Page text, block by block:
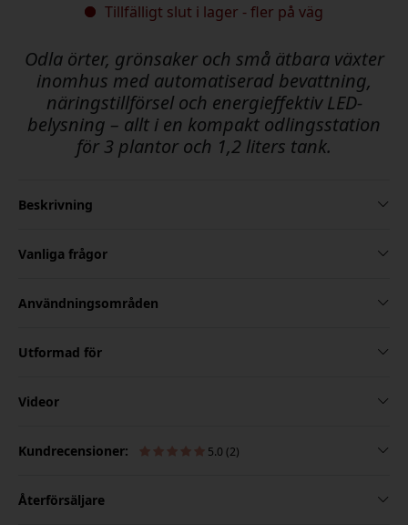
Tillfälligt slut i lager - fler på väg
Odla örter, grönsaker och små ätbara växter
inomhus med automatiserad bevattning,
näringstillförsel och energieffektiv LED-
belysning – allt i en kompakt odlingsstation
för 3 plantor och 1,2 liters tank.
Beskrivning
Vanliga frågor
Användningsområden
Utformad för
Videor
Kundrecensioner: 5.0 (2)
Återförsäljare